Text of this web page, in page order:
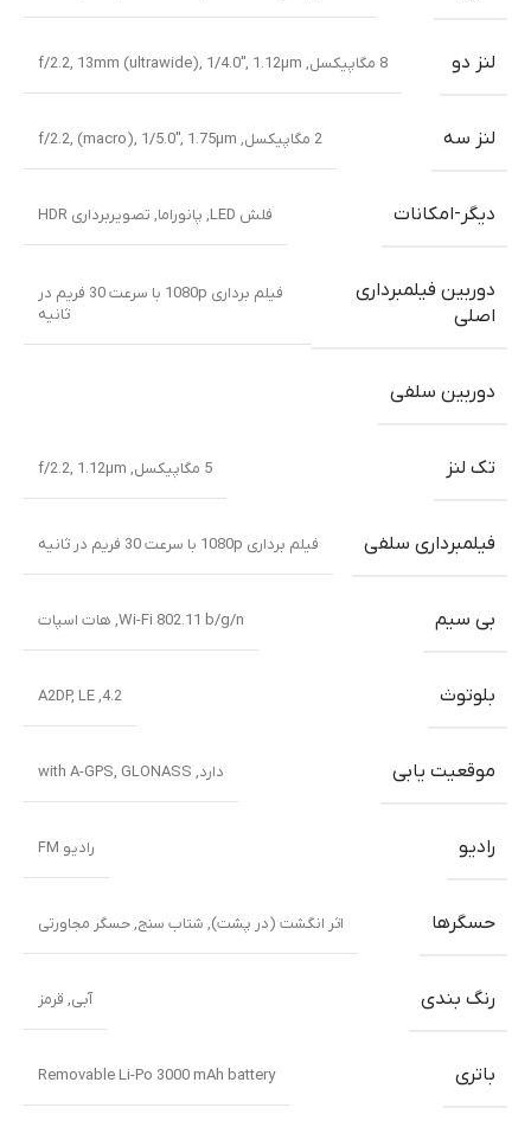
لنز دو 8 مگاپیکسل, f/2.2, 13mm (ultrawide), 1/4.0″, 1.12µm
لنز سه 2 مگاپیکسل, f/2.2, (macro), 1/5.0″, 1.75µm
دیگر-امکانات فلش LED, پانوراما, تصویربرداری HDR
دوربین فیلمبرداری
اصلی
فیلم برداری 1080p با سرعت 30 فریم در
ثانیه
دوربین سلفی
تک لنز 5 مگاپیکسل, f/2.2, 1.12µm
فیلمبرداری سلفی فیلم برداری 1080p با سرعت 30 فریم در ثانیه
بی سیم Wi-Fi 802.11 b/g/n, هات اسپات
بلوتوث 4.2, A2DP, LE
موقعیت یابی دارد, with A-GPS, GLONASS
رادیو رادیو FM
حسگرها اثر انگشت (در پشت), شتاب سنج, حسگر مجاورتی
رنگ بندی آبی, قرمز
باتری Removable Li-Po 3000 mAh battery